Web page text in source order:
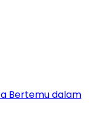
Bertemu dalam